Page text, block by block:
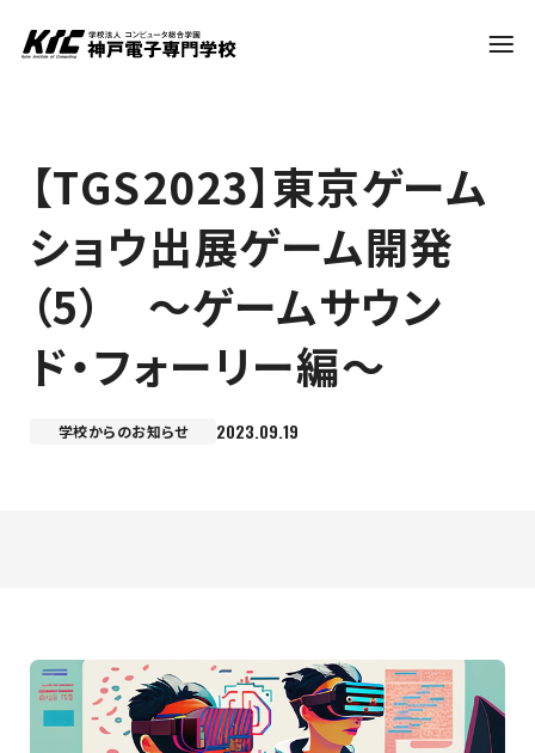
学科・コース
訪問者別
就職・資格
入試情報
+プラスラボ
【TGS2023】東京ゲーム
ショウ出展ゲーム開発
（5） ～ゲームサウン
ド・フォーリー編～
学校からのお知らせ 2023.09.19